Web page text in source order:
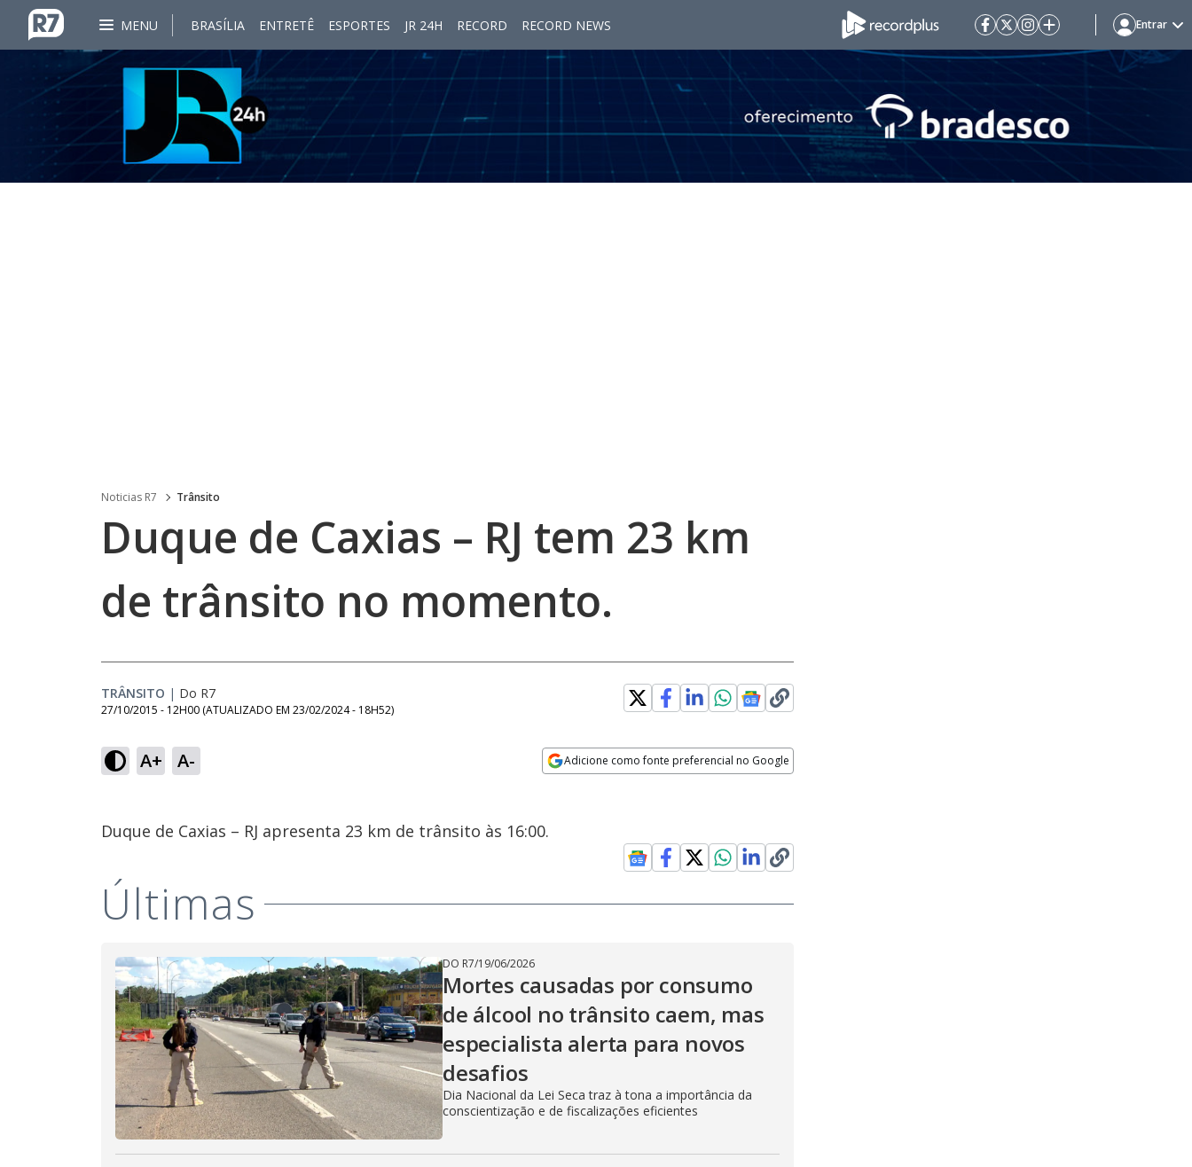
MENU BRASÍLIA ENTRETÊ ESPORTES JR 24H RECORD RECORD NEWS Entrar
Noticias R7 Trânsito
Duque de Caxias – RJ tem 23 km
de trânsito no momento.
TRÂNSITO | Do R7
27/10/2015 - 12H00 (ATUALIZADO EM 23/02/2024 - 18H52)
A+ A- Adicione como fonte preferencial no Google
Duque de Caxias – RJ apresenta 23 km de trânsito às 16:00.
Últimas
DO R7/19/06/2026
Mortes causadas por consumo
de álcool no trânsito caem, mas
especialista alerta para novos
desafios
Dia Nacional da Lei Seca traz à tona a importância da
conscientização e de fiscalizações eficientes